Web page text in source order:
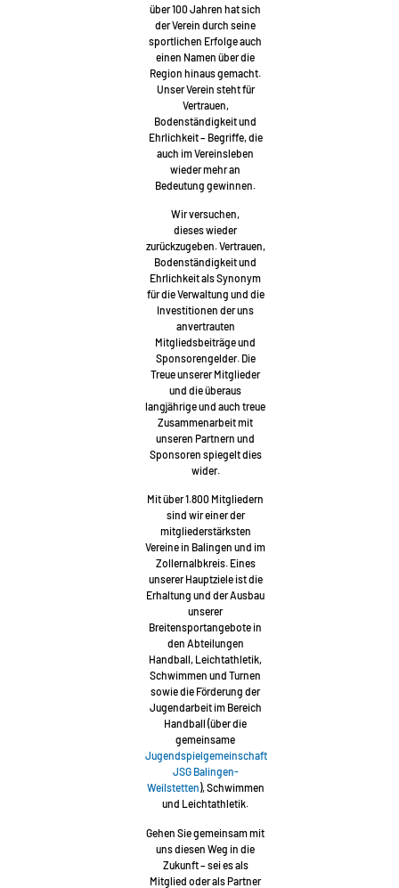
über 100 Jahren hat sich
der Verein durch seine
sportlichen Erfolge auch
einen Namen über die
Region hinaus gemacht.
Unser Verein steht für
Vertrauen,
Bodenständigkeit und
Ehrlichkeit – Begriffe, die
auch im Vereinsleben
wieder mehr an
Bedeutung gewinnen.
Wir versuchen,
dieses wieder
zurückzugeben. Vertrauen,
Bodenständigkeit und
Ehrlichkeit als Synonym
für die Verwaltung und die
Investitionen der uns
anvertrauten
Mitgliedsbeiträge und
Sponsorengelder. Die
Treue unserer Mitglieder
und die überaus
langjährige und auch treue
Zusammenarbeit mit
unseren Partnern und
Sponsoren spiegelt dies
wider.
Mit über 1.800 Mitgliedern
sind wir einer der
mitgliederstärksten
Vereine in Balingen und im
Zollernalbkreis. Eines
unserer Hauptziele ist die
Erhaltung und der Ausbau
unserer
Breitensportangebote in
den Abteilungen
Handball, Leichtathletik,
Schwimmen und Turnen
sowie die Förderung der
Jugendarbeit im Bereich
Handball (über die
gemeinsame
Jugendspielgemeinschaft
JSG Balingen-
Weilstetten), Schwimmen
und Leichtathletik.
Gehen Sie gemeinsam mit
uns diesen Weg in die
Zukunft – sei es als
Mitglied oder als Partner